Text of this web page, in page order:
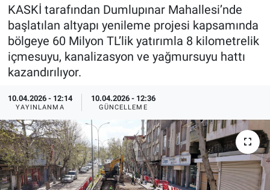
KASKİ tarafından Dumlupınar Mahallesi’nde
başlatılan altyapı yenileme projesi kapsamında
bölgeye 60 Milyon TL’lik yatırımla 8 kilometrelik
içmesuyu, kanalizasyon ve yağmursuyu hattı
kazandırılıyor.
10.04.2026 - 12:14
YAYINLANMA
10.04.2026 - 12:36
GÜNCELLEME
Spor
Kültür Sanat
Dünya
İlçeler
Tüm Manşetler
Son Dakika Haberleri